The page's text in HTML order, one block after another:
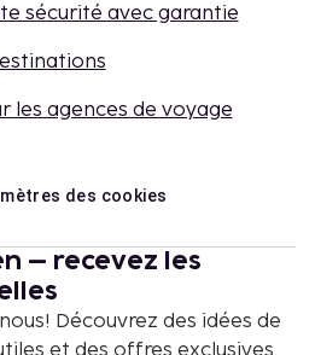
sécurité avec garantie
les agences de voyage
des cookies
– recevez les
Découvrez des idées de